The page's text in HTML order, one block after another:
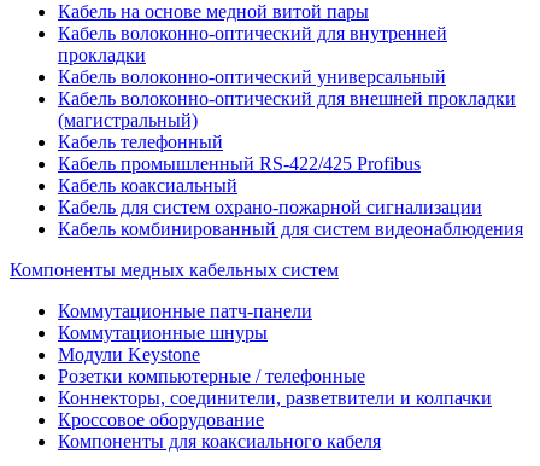
Кабель на основе медной витой пары
Кабель волоконно-оптический для внутренней
прокладки
Кабель волоконно-оптический универсальный
Кабель волоконно-оптический для внешней прокладки
(магистральный)
Кабель телефонный
Кабель промышленный RS-422/425 Profibus
Кабель коаксиальный
Кабель для систем охрано-пожарной сигнализации
Кабель комбинированный для систем видеонаблюдения
Компоненты медных кабельных систем
Коммутационные патч-панели
Коммутационные шнуры
Модули Keystone
Розетки компьютерные / телефонные
Коннекторы, соединители, разветвители и колпачки
Кроссовое оборудование
Компоненты для коаксиального кабеля